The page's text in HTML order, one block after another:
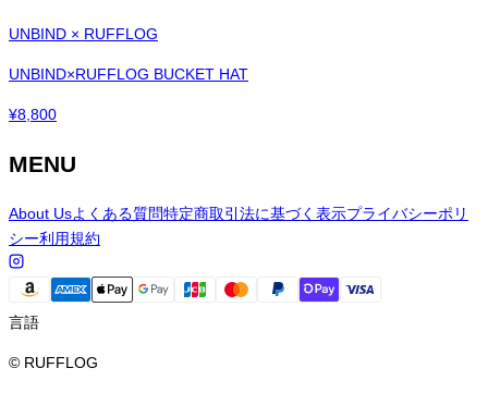
UNBIND × RUFFLOG
UNBIND×RUFFLOG BUCKET HAT
¥8,800
MENU
About Usよくある質問特定商取引法に基づく表示プライバシーポリ
シー利用規約
言語
© RUFFLOG